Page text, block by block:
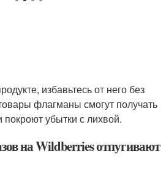
избавьтесь от него без
флагманы смогут получать
убытки с лихвой.
на Wildberries отпугивают